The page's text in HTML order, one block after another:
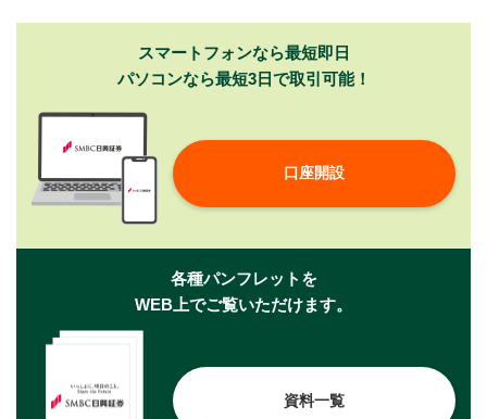
スマートフォンなら最短即日
パソコンなら最短3日で取引可能！
口座開設
各種パンフレットを
WEB上でご覧いただけます。
資料一覧